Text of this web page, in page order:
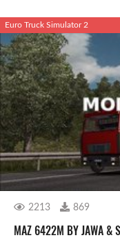
Euro Truck Simulator 2
2213 869
MAZ 6422M BY JAWA &